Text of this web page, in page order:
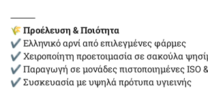
⸻
🌾Προέλευση & Ποιότητα
✔ Ελληνικό αρνί από επιλεγμένες φάρμες
✔ Χειροποίητη προετοιμασία σε σακούλα
✔ Παραγωγή σε μονάδες πιστοποιημένες ISO
✔ Συσκευασία με υψηλά πρότυπα υγιεινής